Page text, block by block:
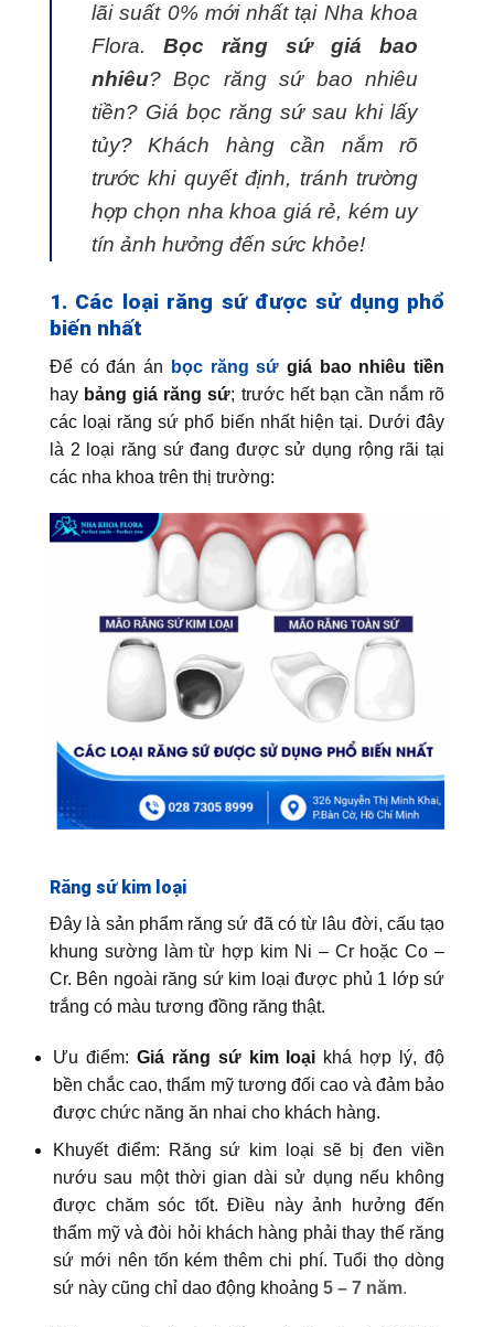
lãi suất 0% mới nhất tại Nha khoa
Flora. Bọc răng sứ giá bao
nhiêu? Bọc răng sứ bao nhiêu
tiền? Giá bọc răng sứ sau khi lấy
tủy? Khách hàng cần nắm rõ
trước khi quyết định, tránh trường
hợp chọn nha khoa giá rẻ, kém uy
tín ảnh hưởng đến sức khỏe!
1. Các loại răng sứ được sử dụng phổ
biến nhất
Để có đán án bọc răng sứ giá bao nhiêu tiền
hay bảng giá răng sứ; trước hết bạn cần nắm rõ
các loại răng sứ phổ biến nhất hiện tại. Dưới đây
là 2 loại răng sứ đang được sử dụng rộng rãi tại
các nha khoa trên thị trường:
Răng sứ kim loại
Đây là sản phẩm răng sứ đã có từ lâu đời, cấu tạo
khung sường làm từ hợp kim Ni – Cr hoặc Co –
Cr. Bên ngoài răng sứ kim loại được phủ 1 lớp sứ
trắng có màu tương đồng răng thật.
Ưu điểm: Giá răng sứ kim loại khá hợp lý, độ
bền chắc cao, thẩm mỹ tương đối cao và đảm bảo
được chức năng ăn nhai cho khách hàng.
Khuyết điểm: Răng sứ kim loại sẽ bị đen viền
nướu sau một thời gian dài sử dụng nếu không
được chăm sóc tốt. Điều này ảnh hưởng đến
thẩm mỹ và đòi hỏi khách hàng phải thay thế răng
sứ mới nên tốn kém thêm chi phí. Tuổi thọ dòng
sứ này cũng chỉ dao động khoảng5 – 7 năm.